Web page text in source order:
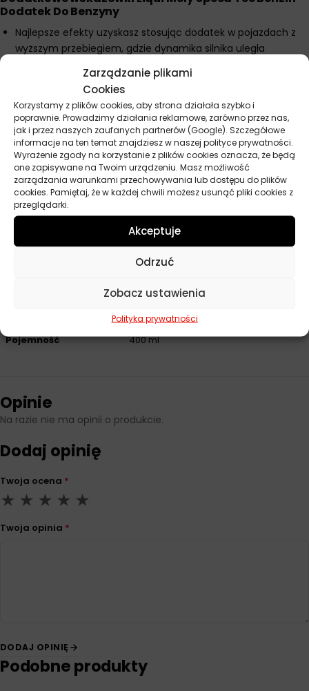
Zarządzanie plikami
Cookies
Korzystamy z plików cookies, aby strona działała szybko i
poprawnie. Prowadzimy działania reklamowe, zarówno przez nas,
jak i przez naszych zaufanych partnerów (Google). Szczegółowe
informacje na ten temat znajdziesz w naszej polityce prywatności.
Wyrażenie zgody na korzystanie z plików cookies oznacza, że będą
one zapisywane na Twoim urządzeniu. Masz możliwość
zarządzania warunkami przechowywania lub dostępu do plików
cookies. Pamiętaj, że w każdej chwili możesz usunąć pliki cookies z
przeglądarki.
Akceptuje
Odrzuć
Zobacz ustawienia
Polityka prywatności
Dodatek Do Benzyny
Najlepsze efekty uzyskasz stosując dodatek w pojazdach z
wyższym przebiegiem, gdzie dynamika silnika uległa
Kompatybilny z katalizatorami i sondami lambda, nie
wpływając negatywnie na ich funkcjonowanie.
Możesz zauważyć największą różnicę przy dynamicznym
przyspieszaniu i wyprzedzaniu na trasie.
Regularne stosowanie dodatku pomaga utrzymywać układ
paliwowy w czystości, wydłużając żywotność wtryskiwaczy.
W samochodach z bezpośrednim wtryskiem paliwa dodatek
może przyczynić się do ograniczenia zjawiska powstawania
nagarów na zaworach dolotowych.
Pojemność 400 ml
Opinie
Na razie nie ma opinii o produkcie.
Dodaj opinię
Twoja ocena *
Twoja opinia *
DODAJ OPINIĘ
Podobne produkty